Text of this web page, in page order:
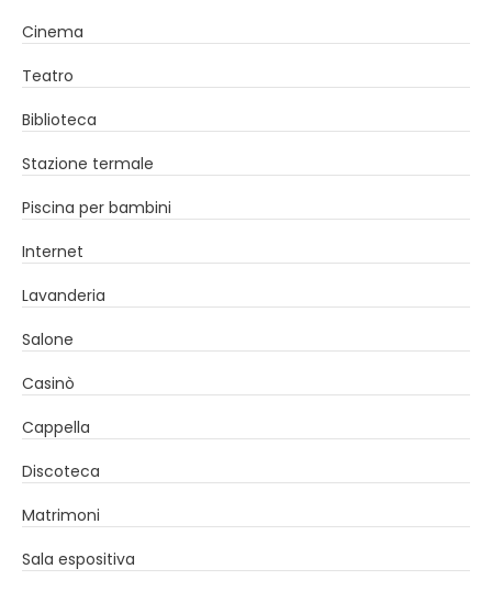
Cinema
Teatro
Biblioteca
Stazione termale
Piscina per bambini
Internet
Lavanderia
Salone
Casinò
Cappella
Discoteca
Matrimoni
Sala espositiva